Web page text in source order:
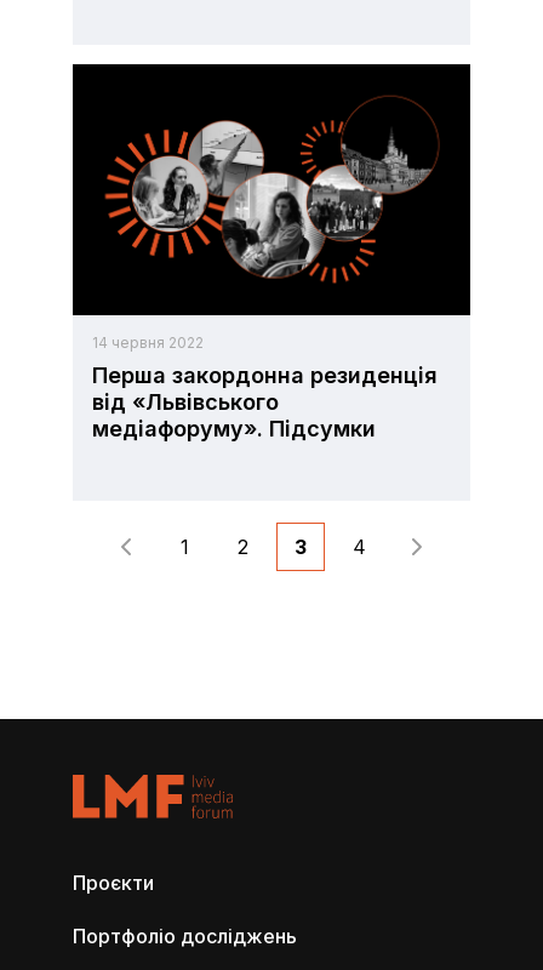
14 червня 2022
Перша закордонна резиденція
від «Львівського
медіафоруму». Підсумки
1 2 3 4
Проєкти
Портфоліо досліджень